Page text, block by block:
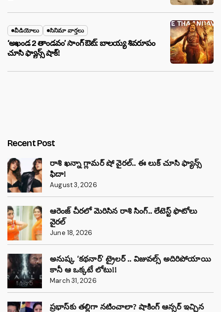
వీడియోలు సినిమా వార్తలు
‘అఖండ 2 తాండవం’ సాంగ్ ఔట్: బాలయ్య శివరూపం
చూసి ఫ్యాన్స్ షాక్!
Recent Post
రాశి ఖన్నా గ్లామర్ షో వైరల్.. ఈ లుక్ చూసి ఫ్యాన్స్
ఫిదా!
August 3, 2026
ఆరెంజ్ చీరలో మెరిసిన రాశి సింగ్.. లేటెస్ట్ ఫొటోలు
వైరల్
June 18, 2026
అనుష్క ‘కథనార్’ ట్రైలర్ .. విజువల్స్ అదిరిపోయాయి
కానీ ఆ ఒక్కటే లోటు!!
March 31, 2026
ప్రభాస్‌కు తల్లిగా నటించాలా? షాకింగ్ ఆన్సర్ ఇచ్చిన